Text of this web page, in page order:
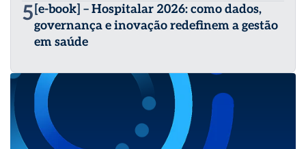
5 [e-book] – Hospitalar 2026: como dados,
governança e inovação redefinem a gestão
em saúde